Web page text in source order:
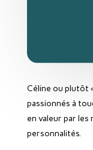
Céline ou plutôt
passionnés à
en valeur par
personnalités.